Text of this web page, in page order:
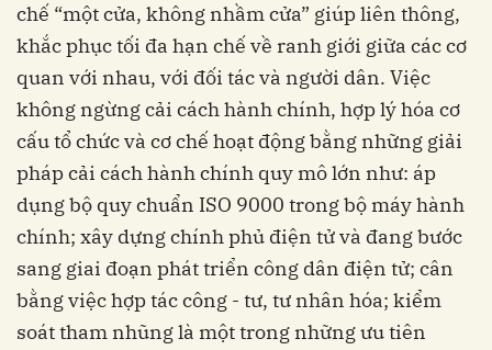
chế “một cửa, không nhầm cửa” giúp liên thông,
khắc phục tối đa hạn chế về ranh giới giữa các cơ
quan với nhau, với đối tác và người dân. Việc
không ngừng cải cách hành chính, hợp lý hóa cơ
cấu tổ chức và cơ chế hoạt động bằng những giải
pháp cải cách hành chính quy mô lớn như: áp
dụng bộ quy chuẩn ISO 9000 trong bộ máy hành
chính; xây dựng chính phủ điện tử và đang bước
sang giai đoạn phát triển công dân điện tử; cân
bằng việc hợp tác công - tư, tư nhân hóa; kiểm
soát tham nhũng là một trong những ưu tiên